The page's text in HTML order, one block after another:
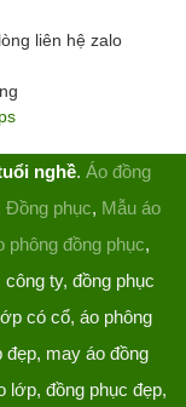
liên hệ zalo
nghề. Áo đồng
Đồng phục, Mẫu áo
phông đồng phục,
ty, đồng phục
có cổ, áo phông
đẹp, may áo đồng
lớp, đồng phục đẹp,